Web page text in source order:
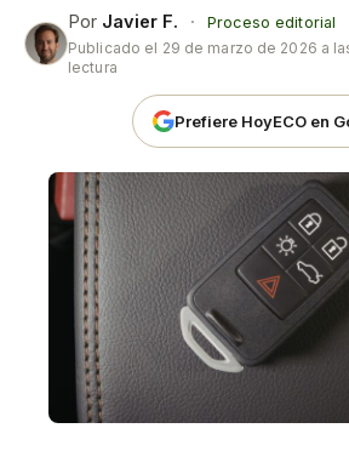
Por Javier F. ·
Proceso editorial
Publicado el 29 de marzo de 2026 a
lectura
Prefiere HoyECO en